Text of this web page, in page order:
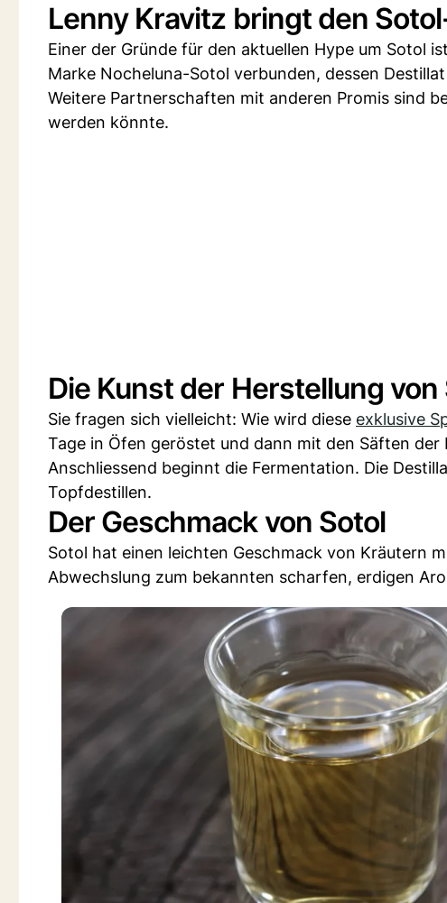
Lenny Kravitz bringt den
Einer der Gründe für den aktuellen Hype um Sotol
Marke Nocheluna-Sotol verbunden, dessen
Weitere Partnerschaften mit anderen Promis sind
werden könnte.
Die Kunst der Herstellung von
Sie fragen sich vielleicht: Wie wird diese exklusive
Tage in Öfen geröstet und dann mit den Säften der
Anschliessend beginnt die Fermentation. Die
Topfdestillen.
Der Geschmack von Sotol
Sotol hat einen leichten Geschmack von Kräutern
Abwechslung zum bekannten scharfen, erdigen